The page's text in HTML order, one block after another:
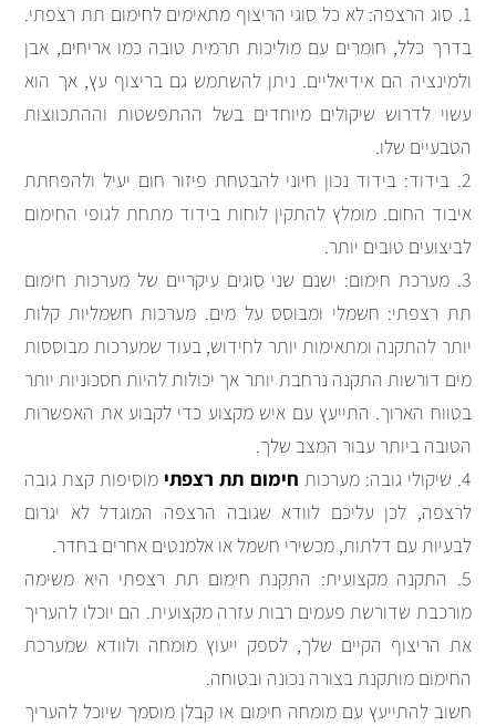
1. סוג הרצפה: לא כל סוגי הריצוף מתאימים לחימום תת רצפתי.
בדרך כלל, חומרים עם מוליכות תרמית טובה כמו אריחים, אבן
ולמינציה הם אידיאליים. ניתן להשתמש גם בריצוף עץ, אך הוא
עשוי לדרוש שיקולים מיוחדים בשל ההתפשטות וההתכווצות
הטבעיים שלו.
2. בידוד: בידוד נכון חיוני להבטחת פיזור חום יעיל ולהפחתת
איבוד החום. מומלץ להתקין לוחות בידוד מתחת לגופי החימום
לביצועים טובים יותר.
3. מערכת חימום: ישנם שני סוגים עיקריים של מערכות חימום
תת רצפתי: חשמלי ומבוסס על מים. מערכות חשמליות קלות
יותר להתקנה ומתאימות יותר לחידוש, בעוד שמערכות מבוססות
מים דורשות התקנה נרחבת יותר אך יכולות להיות חסכוניות יותר
בטווח הארוך. התייעץ עם איש מקצוע כדי לקבוע את האפשרות
הטובה ביותר עבור המצב שלך.
4. שיקולי גובה: מערכות
חימום תת רצפתי מוסיפות קצת גובה
לרצפה, לכן עליכם לוודא שגובה הרצפה המוגדל לא יגרום
לבעיות עם דלתות, מכשירי חשמל או אלמנטים אחרים בחדר.
5. התקנה מקצועית: התקנת חימום תת רצפתי היא משימה
מורכבת שדורשת פעמים רבות עזרה מקצועית. הם יוכלו להעריך
את הריצוף הקיים שלך, לספק ייעוץ מומחה ולוודא שמערכת
החימום מותקנת בצורה נכונה ובטוחה.
חשוב להתייעץ עם מומחה חימום או קבלן מוסמך שיוכל להעריך